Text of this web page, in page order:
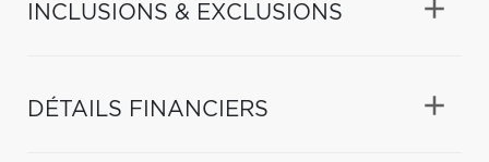
INCLUSIONS & EXCLUSIONS
DÉTAILS FINANCIERS